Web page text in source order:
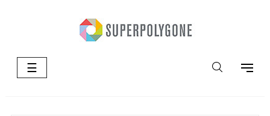
Basculer
la
☰